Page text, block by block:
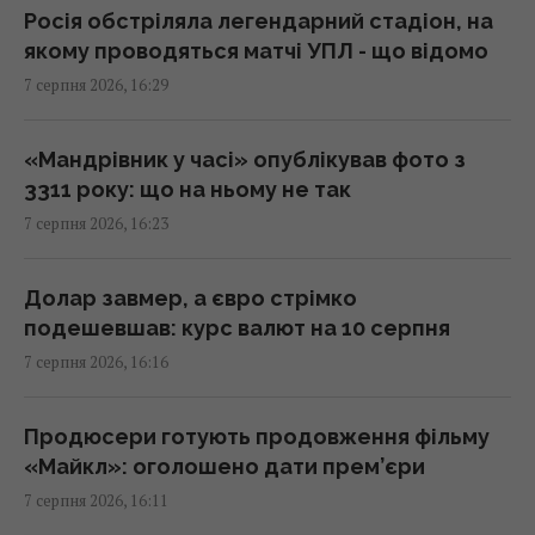
16:04 п'ятниця, 07 серпня 2026
Без перегляду прайс-кепів Україні буде
взимку, – Центр Разумкова
16:04 п'ятниця, 07 серпня 2026
офіційний курс валют на понеділок
15:56 п'ятниця, 07 серпня 2026
через конфлікт з агітаторами Шарія, –
Аронець
15:51 п'ятниця, 07 серпня 2026
Росія обстріляла легендарний стадіон, на
якому проводяться матчі УПЛ - що відомо
7 серпня 2026, 16:29
«Мандрівник у часі» опублікував фото з
3311 року: що на ньому не так
7 серпня 2026, 16:23
Долар завмер, а євро стрімко
подешевшав: курс валют на 10 серпня
7 серпня 2026, 16:16
Продюсери готують продовження фільму
«Майкл»: оголошено дати прем’єри
7 серпня 2026, 16:11